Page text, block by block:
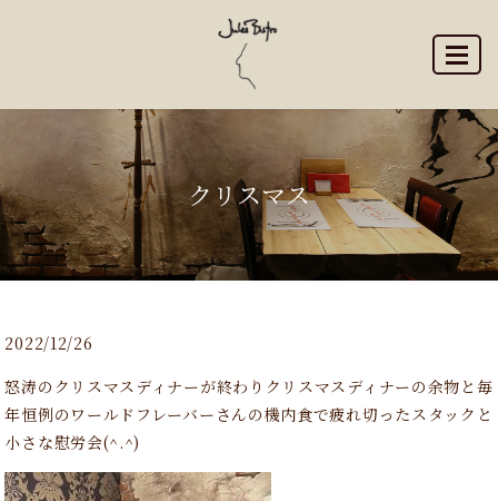
クリスマス
2022/12/26
怒涛のクリスマスディナーが終わりクリスマスディナーの余物と毎
年恒例のワールドフレーバーさんの機内食で疲れ切ったスタックと
小さな慰労会(^.^)